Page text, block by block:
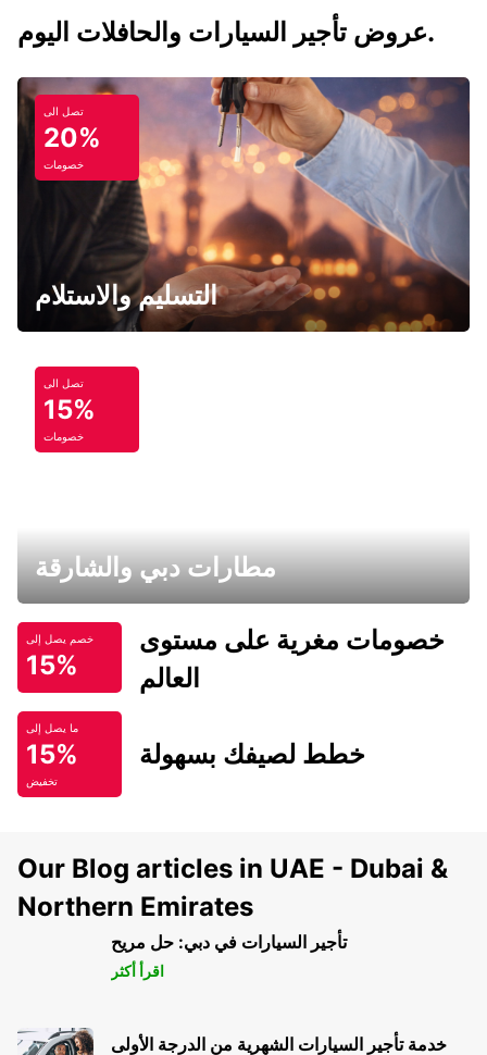
عروض تأجير السيارات والحافلات اليوم.
تصل الى
20%
خصومات
التسليم والاستلام
تصل الى
15%
خصومات
مطارات دبي والشارقة
خصم يصل إلى
15%
خصومات مغرية على مستوى
العالم
ما يصل إلى
15%
تخفيض
خطط لصيفك بسهولة
Our Blog articles in UAE - Dubai &
Northern Emirates
تأجير السيارات في دبي: حل مريح
اقرأ أكثر
خدمة تأجير السيارات الشهرية من الدرجة الأولى